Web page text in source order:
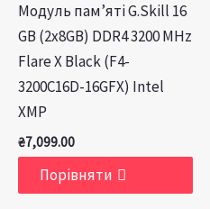
Модуль пам’яті G.Skill 16
GB (2x8GB) DDR4 3200 MHz
Flare X Black (F4-
3200C16D-16GFX) Intel
XMP
₴7,099.00
Порівняти